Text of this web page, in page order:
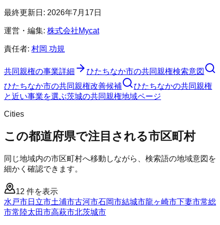
最終更新日: 2026年7月17日
運営・編集: 株式会社Mycat
責任者: 村岡 功規
共同親権の事業詳細 ひたちなか市の共同親権検索意図
ひたちなか市の共同親権改善候補
ひたちなかの共同親権
と近い事業を選ぶ茨城の共同親権地域ページ
Cities
この都道府県で注目される市区町村
同じ地域内の市区町村へ移動しながら、検索語の地域意図を
細かく確認できます。
12 件を表示
水戸市日立市土浦市古河市石岡市結城市龍ヶ崎市下妻市常総
市常陸太田市高萩市北茨城市